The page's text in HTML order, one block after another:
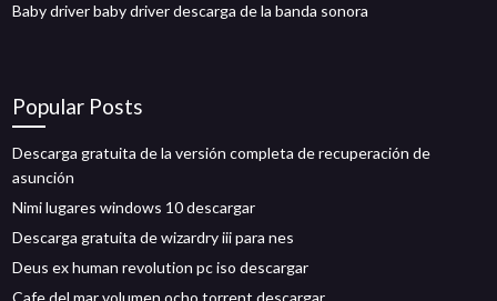
Baby driver baby driver descarga de la banda sonora
Popular Posts
Descarga gratuita de la versión completa de recuperación de
asunción
Nimi lugares windows 10 descargar
Descarga gratuita de wizardry iii para nes
Deus ex human revolution pc iso descargar
Cafe del mar volumen ocho torrent descargar